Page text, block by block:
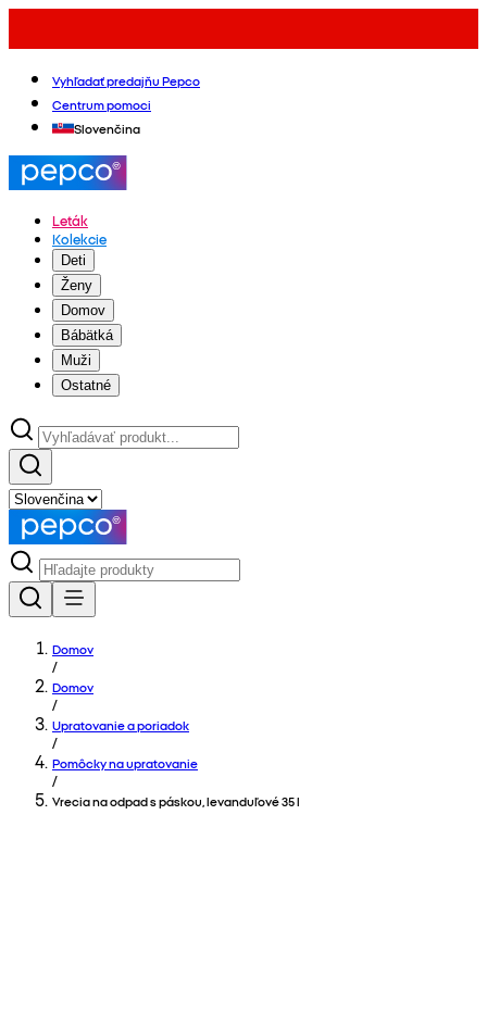
Vyhľadať predajňu Pepco
Centrum pomoci
Slovenčina
Leták
Kolekcie
Deti
Ženy
Domov
Bábätká
Muži
Ostatné
Domov
/
Domov
/
Upratovanie a poriadok
/
Pomôcky na upratovanie
/
Vrecia na odpad s páskou, levanduľové 35 l